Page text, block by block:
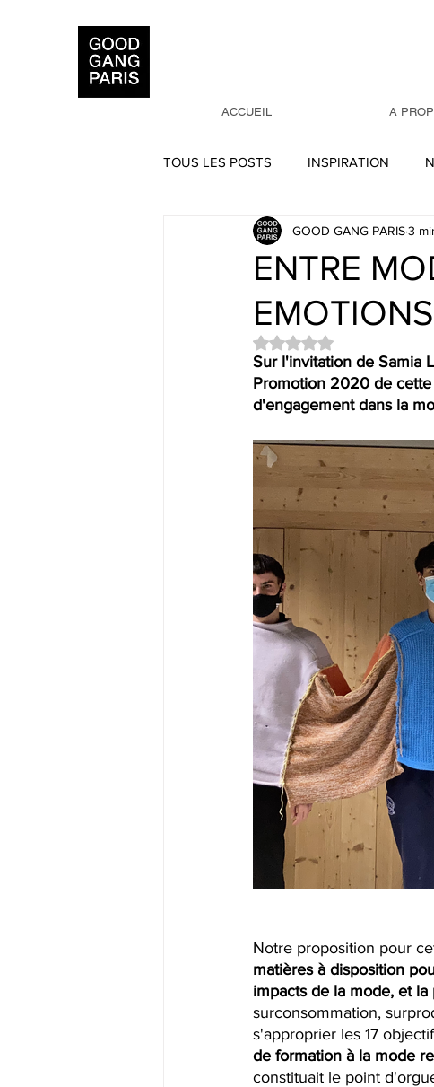
ACCUEIL A
TOUS LES POSTS INSPIRATION
PERSPECTIVES ARTS TEXTILES
INTERVENTIONS SCOLAIRES
ENTRE
GOOD GANG PARIS3
Noté NaN étoiles sur 5.
Sur l'invitation de Samia
Promotion 2020 de
d'engagement dans la
Notre proposition pour
matières à disposition
impacts de la mode, et
surconsommation,
s'approprier les 17
de formation à la mode
constituait le point